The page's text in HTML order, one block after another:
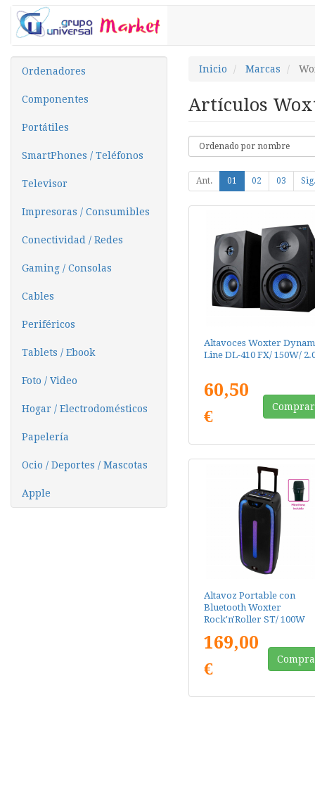
Ordenadores
Componentes
Portátiles
SmartPhones / Teléfonos
Televisor
Impresoras / Consumibles
Conectividad / Redes
Gaming / Consolas
Cables
Periféricos
Tablets / Ebook
Foto / Video
Hogar / Electrodomésticos
Papelería
Ocio / Deportes / Mascotas
Apple
Inicio Marcas
Artículos
Ant. 01 02 03 Sig.
Altavoces Woxter
Line DL-410 FX/ 150W/
60,50
€
Comprar
Altavoz Portable con
Bluetooth Woxter
Rock'n'Roller ST/ 100W
169,00
€